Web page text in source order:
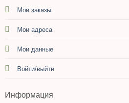
Мои заказы
Мои адреса
Мои данные
Войти/выйти
Информация